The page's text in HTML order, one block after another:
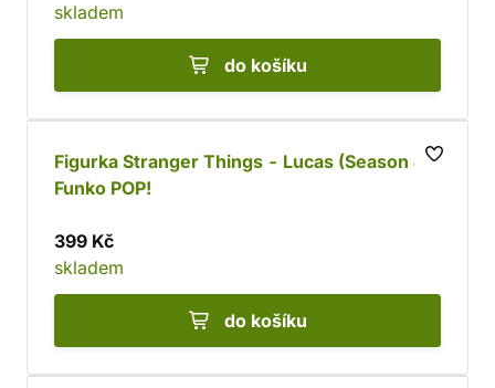
skladem
do košíku
Figurka Stranger Things - Lucas (Season 4)
Funko POP!
399 Kč
skladem
do košíku